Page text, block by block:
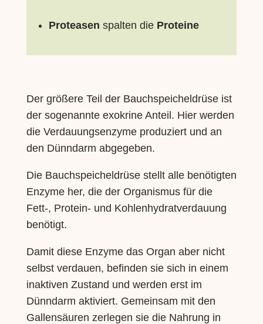
Proteasen spalten die Proteine
Der größere Teil der Bauchspeicheldrüse ist
der sogenannte exokrine Anteil. Hier werden
die Verdauungsenzyme produziert und an
den Dünndarm abgegeben.
Die Bauchspeicheldrüse stellt alle benötigten
Enzyme her, die der Organismus für die
Fett-, Protein- und Kohlenhydratverdauung
benötigt.
Damit diese Enzyme das Organ aber nicht
selbst verdauen, befinden sie sich in einem
inaktiven Zustand und werden erst im
Dünndarm aktiviert. Gemeinsam mit den
Gallensäuren zerlegen sie die Nahrung in